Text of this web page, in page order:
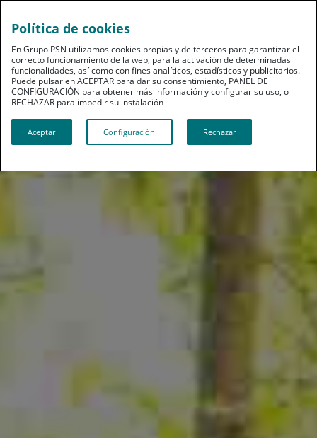
Política de cookies
En Grupo PSN utilizamos cookies propias y de terceros para garantizar el
correcto funcionamiento de la web, para la activación de determinadas
funcionalidades, así como con fines analíticos, estadísticos y publicitarios.
Puede pulsar en ACEPTAR para dar su consentimiento, PANEL DE
CONFIGURACIÓN para obtener más información y configurar su uso, o
RECHAZAR para impedir su instalación​​​​​​​
Aceptar Configuración Rechazar